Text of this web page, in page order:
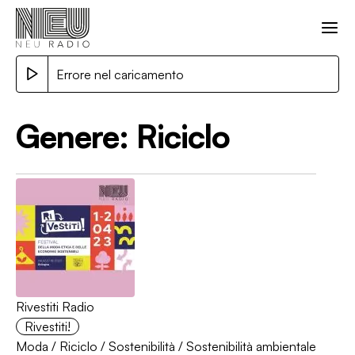
Errore nel caricamento
Genere: Riciclo
Rivestiti Radio
Rivestiti!
Moda / Riciclo / Sostenibilità / Sostenibilità ambientale